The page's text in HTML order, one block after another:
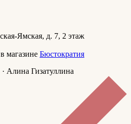
Ямская, д. 7, 2 этаж
магазине Бюстократия
Алина Гизатуллина